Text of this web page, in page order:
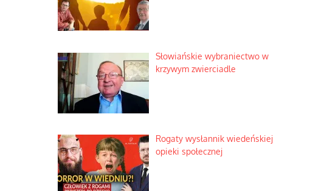
Słowiańskie wybraniectwo w
krzywym zwierciadle
Rogaty wysłannik wiedeńskiej
opieki społecznej